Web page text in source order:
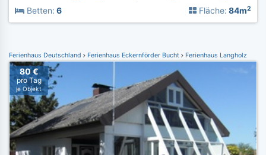
Betten: 6 Fläche: 84m2
Ferienhaus Deutschland Ferienhaus Eckernförder Bucht Ferienhaus Langholz
80 €
pro Tag
je Objekt